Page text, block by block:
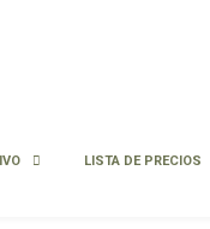
LISTA DE PRECIOS